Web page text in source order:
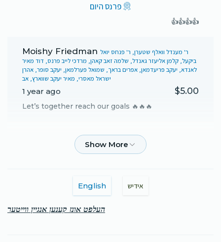
פרנס היום
👍👍👍👍
Moishy Friedman ר' מענדל וואלף שטערן, ר' פנחס יואל
ביקעל, קלמן אליעזר גאנדל, שלמה זאב קאהן, מרדכי לייב פרנס, דוד מאיר
לאנדא, יעקב פריעדמאן, אפרים בראך, שמואל פערלמאן, יעקב סופר, אהרן
ישראל מאסרי, מאיר יעקב שווארץ, אב
1 year ago $5.00
Let’s together reach our goals 🔥🔥🔥
Anonymousר' מענדל וואלף שטערן
English אידיש
העלפט אונז קענען אנגיין ווייטער